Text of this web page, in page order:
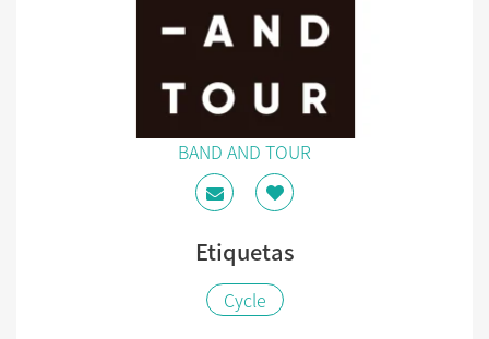
BAND AND TOUR
Etiquetas
Cycle